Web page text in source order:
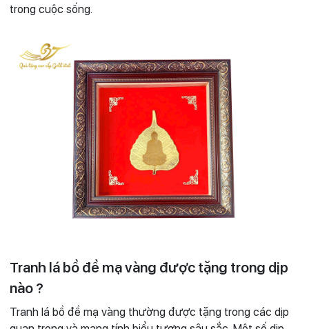
trong cuộc sống.
Tranh lá bồ đề mạ vàng được tặng trong dịp
nào ?
Tranh lá bồ đề mạ vàng thường được tặng trong các dịp